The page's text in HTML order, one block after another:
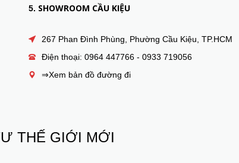
5. SHOWROOM CẦU KIỆU
267 Phan Đình Phùng, Phường Cầu Kiệu, TP.HCM
Điện thoại: 0964 447766 - 0933 719056
⇒Xem bản đồ đường đi
THẾ GIỚI MỚI